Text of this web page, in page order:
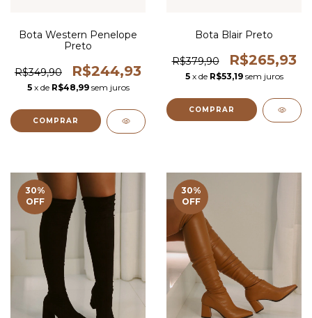
Bota Western Penelope
Preto
R$349,90 R$244,93
5 x de R$48,99 sem juros
COMPRAR
Bota Blair Preto
R$379,90 R$265,93
5 x de R$53,19 sem juros
COMPRAR
30%
OFF
30%
OFF